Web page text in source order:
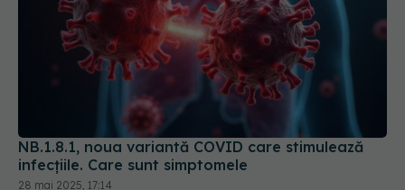
NB.1.8.1, noua variantă COVID care stimulează
infecțiile. Care sunt simptomele
28 mai 2025, 17:14